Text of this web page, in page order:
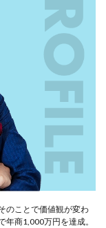
のことで価値観が変わ
商1,000万円を達成。